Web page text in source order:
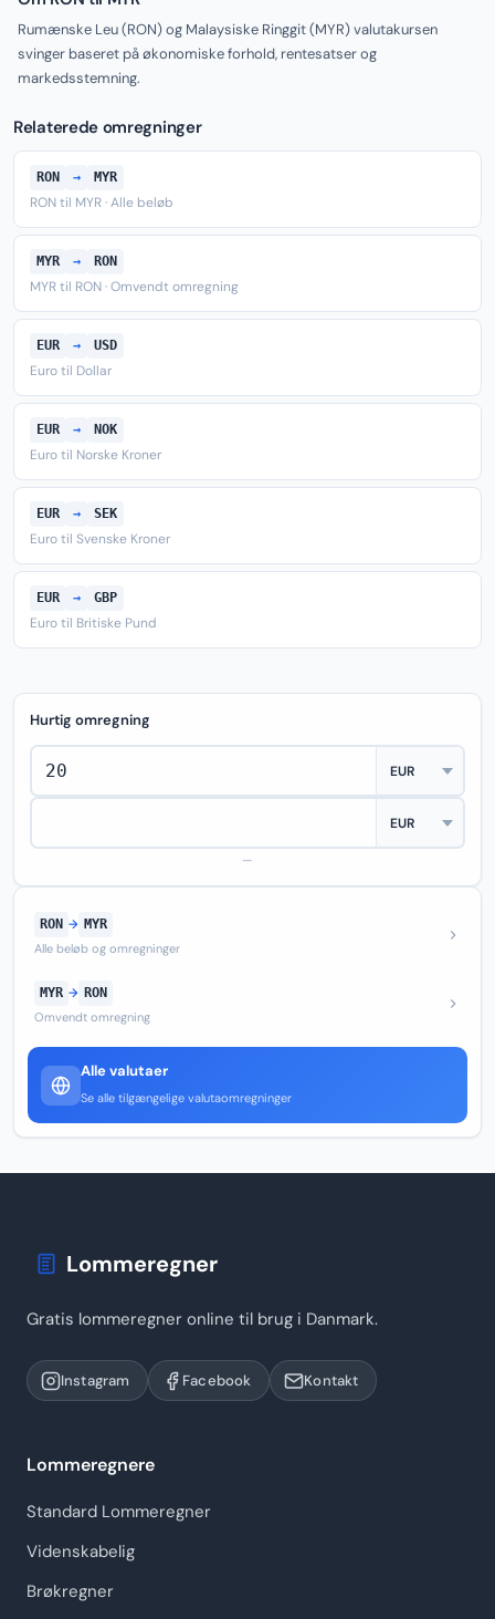
Rumænske Leu (RON) og Malaysiske Ringgit (MYR) valutakursen
svinger baseret på økonomiske forhold, rentesatser og
markedsstemning.
Relaterede omregninger
RON → MYR
RON til MYR · Alle beløb
MYR → RON
MYR til RON · Omvendt omregning
EUR → USD
Euro til Dollar
EUR → NOK
Euro til Norske Kroner
EUR → SEK
Euro til Svenske Kroner
EUR → GBP
Euro til Britiske Pund
Hurtig omregning
—
RON → MYR
Alle beløb og omregninger
MYR → RON
Omvendt omregning
Alle valutaer
Se alle tilgængelige valutaomregninger
Lommeregner
Gratis lommeregner online til brug i Danmark.
Instagram Facebook Kontakt
Lommeregnere
Standard Lommeregner
Videnskabelig
Brøkregner